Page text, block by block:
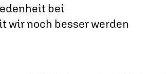
bei
wir noch besser werden